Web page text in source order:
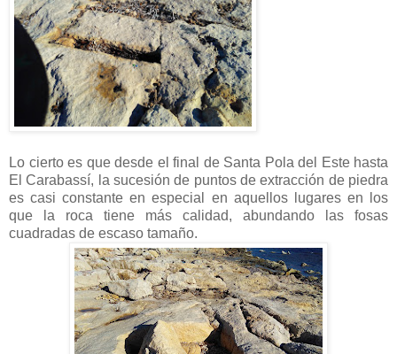
Lo cierto es que desde el final de Santa Pola del Este hasta
El Carabassí, la sucesión de puntos de extracción de piedra
es casi constanteen especial en aquellos lugares en los
que la roca tiene más calidad, abundando las fosas
cuadradas de escaso tamaño.